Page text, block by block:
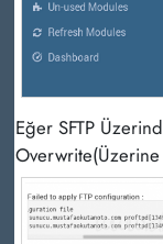
Eğer SFTP
Overwrite(Üzerine